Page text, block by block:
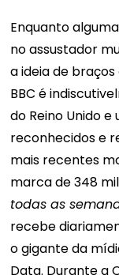
Enquanto
no assustador
a ideia de
BBC é
do Reino Unido
reconhecidos e
mais recentes
marca de 348
todas as
recebe
o gigante da
Data. Durante a